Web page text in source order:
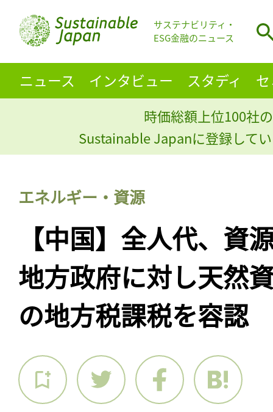
サステナビリティ・
ESG金融のニュース
ニュース インタビュー スタディ
時価総額上位100社
Sustainable Japanに登録して
エネルギー・資源
【中国】全人代、資
地方政府に対し天然
の地方税課税を容認